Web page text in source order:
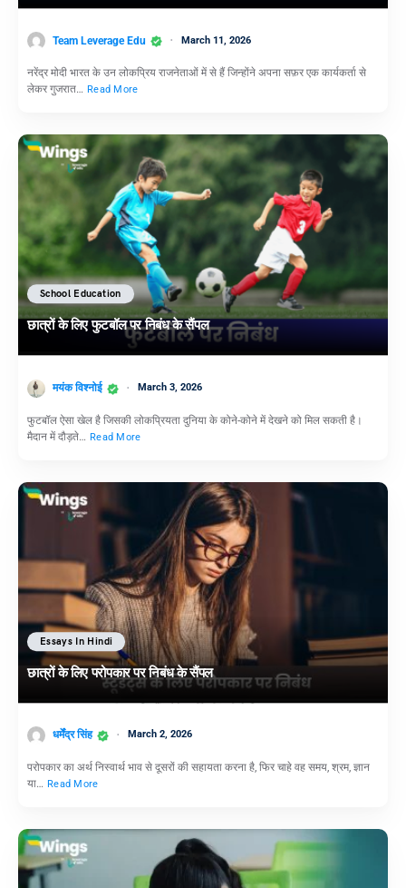
Team Leverage Edu March 11, 2026
नरेंद्र मोदी भारत के उन लोकप्रिय राजनेताओं में से हैं जिन्होंने अपना सफ़र एक कार्यकर्ता से
लेकर गुजरात… Read More
School Education
छात्रों के लिए फुटबॉल पर निबंध के सैंपल
मयंक विश्नोई March 3, 2026
फुटबॉल ऐसा खेल है जिसकी लोकप्रियता दुनिया के कोने-कोने में देखने को मिल सकती है।
मैदान में दौड़ते… Read More
Essays In Hindi
छात्रों के लिए परोपकार पर निबंध के सैंपल
धर्मेंद्र सिंह March 2, 2026
परोपकार का अर्थ निस्वार्थ भाव से दूसरों की सहायता करना है, फिर चाहे वह समय, श्रम, ज्ञान
या… Read More